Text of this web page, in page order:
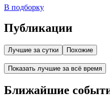
В подборку
Публикации
Лучшие за сутки Похожие
Показать лучшие за всё время
Ближайшие